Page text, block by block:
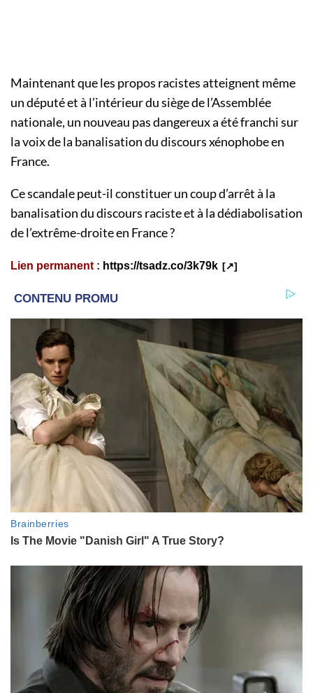
Maintenant que les propos racistes atteignent même
un député et à l’intérieur du siège de l’Assemblée
nationale, un nouveau pas dangereux a été franchi sur
la voix de la banalisation du discours xénophobe en
France.
Ce scandale peut-il constituer un coup d’arrêt à la
banalisation du discours raciste et à la dédiabolisation
de l’extrême-droite en France ?
Lien permanent : https://tsadz.co/3k79k